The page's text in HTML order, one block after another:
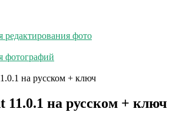
фото
фотографий
на русском + ключ
11.0.1 на русском + ключ